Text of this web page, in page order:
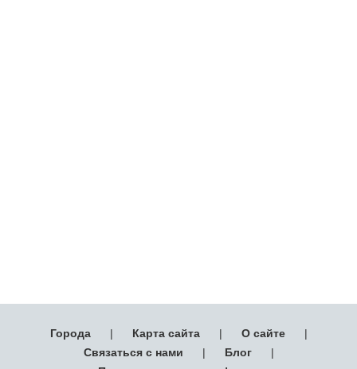
Города | Карта сайта | О сайте
|
Связаться с нами
| Блог
|